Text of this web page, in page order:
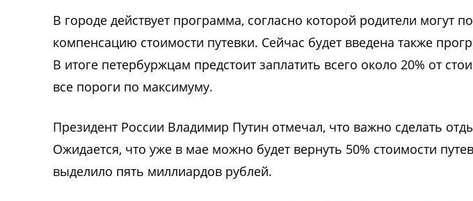
В городе действует программа, согласно которой родители могут
компенсацию стоимости путевки. Сейчас будет введена также
В итоге петербуржцам предстоит заплатить всего около 20% от
все пороги по максимуму.
Президент России Владимир Путин отмечал, что важно сделать
Ожидается, что уже в мае можно будет вернуть 50% стоимости
выделило пять миллиардов рублей.